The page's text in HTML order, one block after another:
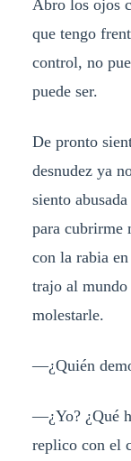
Abro los ojos
que tengo
control, no
puede ser.
De pronto
desnudez ya
siento
para cubrirme
con la rabia
trajo al mundo
molestarle.
—¿Quién
—¿Yo? ¿Qué
replico con el